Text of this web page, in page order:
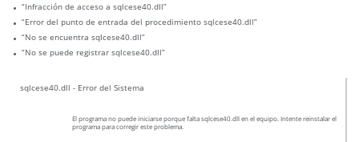
“Infracción de acceso a sqlcese40.dll”
“Error del punto de entrada del procedimiento sqlcese40.dll”
“No se encuentra sqlcese40.dll”
“No se puede registrar sqlcese40.dll”
sqlcese40.dll - Error del Sistema
El programa no puede iniciarse porque falta sqlcese40.dll en el equipo. Intente reinstalar el
programa para corregir este problema.